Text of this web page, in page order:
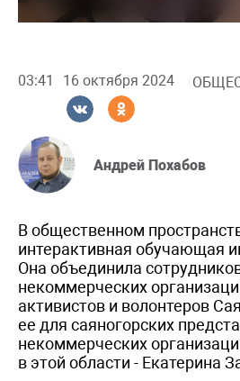
03:41 16 октября 2024
Андрей Похабов
В общественном
интерактивная обучающая
Она объединила
некоммерческих
активистов и волонтеров
ее для саяногорских
некоммерческих
в этой области - Екатерина